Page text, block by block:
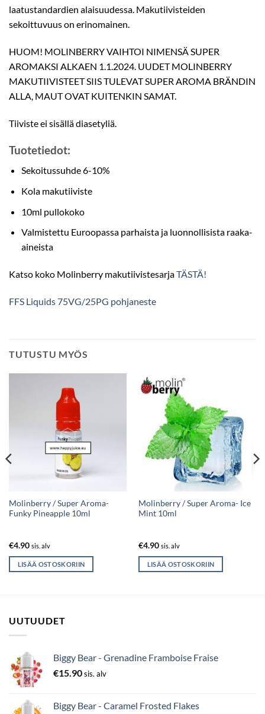
laatustandardien alaisuudessa. Makutiivisteiden
sekoittuvuus on erinomainen.
HUOM! MOLINBERRY VAIHTOI NIMENSÄ SUPER
AROMAKSI ALKAEN 1.1.2024. UUDET MOLINBERRY
MAKUTIIVISTEET SIIS TULEVAT SUPER AROMA BRÄNDIN
ALLA, MAUT OVAT KUITENKIN SAMAT.
Tiiviste ei sisällä diasetyliä.
Tuotetiedot:
Sekoitussuhde 6-10%
Kola makutiiviste
10ml pullokoko
Valmistettu Euroopassa parhaista ja luonnollisista raaka-
aineista
Katso koko Molinberry makutiivistesarjaTÄSTÄ!
FFS Liquids 75VG/25PG pohjaneste
TUTUSTU MYÖS
Molinberry / Super Aroma-
Funky Pineapple 10ml
€4.90 sis. alv
LISÄÄ OSTOSKORIIN
Molinberry / Super Aroma- Ice
Mint 10ml
€4.90 sis. alv
LISÄÄ OSTOSKORIIN
UUTUUDET
Biggy Bear - Grenadine Framboise Fraise
€15.90sis. alv
Biggy Bear - Caramel Frosted Flakes